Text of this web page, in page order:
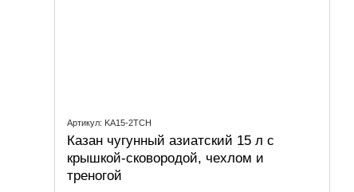
Артикул: KA15-2TCH
Казан чугунный азиатский 15 л с
крышкой-сковородой, чехлом и
треногой